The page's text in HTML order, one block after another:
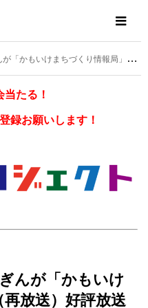
けまちづくり情報局」（再放送）好評放送中！
たる！
録お願いします！
んが「かもいけ
放送）好評放送